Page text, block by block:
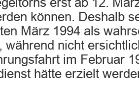
können. Deshalb
März 1994 als
während nicht
im Februar
hätte erzielt